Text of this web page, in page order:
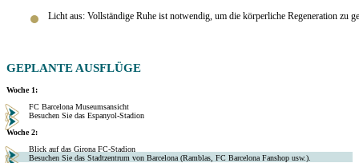
Licht aus: Vollständige Ruhe ist notwendig, um die körperliche Regeneration zu
GEPLANTE AUSFLÜGE
Woche 1:
FC Barcelona Museumsansicht
Besuchen Sie das Espanyol-Stadion
Woche 2:
Blick auf das Girona FC-Stadion
Besuchen Sie das Stadtzentrum von Barcelona (Ramblas, FC Barcelona Fanshop usw.).